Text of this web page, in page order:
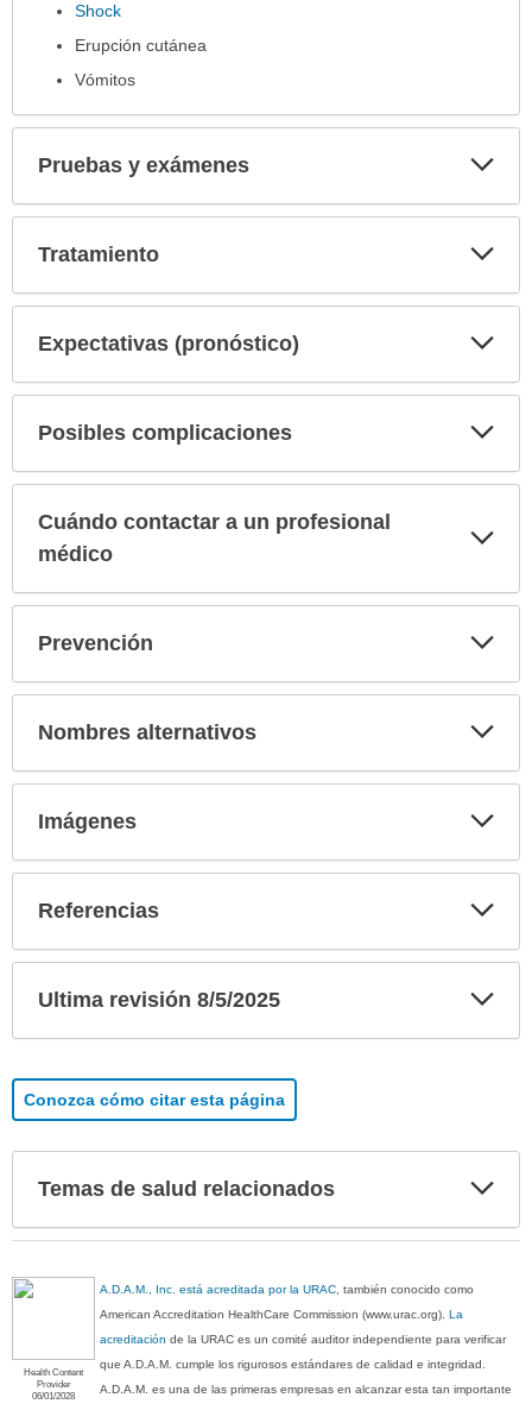
Shock
Erupción cutánea
Vómitos
Pruebas y exámenes
Tratamiento
Expectativas (pronóstico)
Posibles complicaciones
Cuándo contactar a un profesional
médico
Prevención
Nombres alternativos
Imágenes
Referencias
Ultima revisión 8/5/2025
Conozca cómo citar esta página
Temas de salud relacionados
Health Content
Provider
06/01/2028
A.D.A.M., Inc. está acreditada por la URAC , también conocido como
American Accreditation HealthCare Commission (www.urac.org).La
acreditación de la URAC es un comité auditor independiente para verificar
que A.D.A.M. cumple los rigurosos estándares de calidad e integridad.
A.D.A.M. es una de las primeras empresas en alcanzar esta tan importante